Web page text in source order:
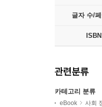
글자 수/
관련분류
카테고리 분류
eBook 사회